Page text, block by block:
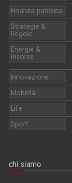
Finanza pubblica
Strategie &
Regole
Energie &
Risorse
Innovazione
Mobilità
Life
Sport
chi siamo